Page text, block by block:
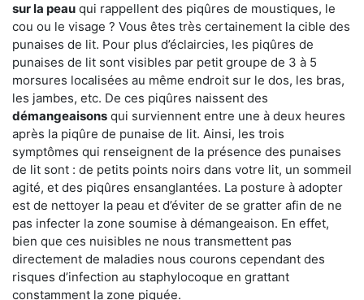
sur la peau qui rappellent des piqûres de moustiques, le
cou ou le visage ? Vous êtes très certainement la cible des
punaises de lit. Pour plus d’éclaircies, les piqûres de
punaises de lit sont visibles par petit groupe de 3 à 5
morsures localisées au même endroit sur le dos, les bras,
les jambes, etc. De ces piqûres naissent des
démangeaisons qui surviennent entre une à deux heures
après la piqûre de punaise de lit. Ainsi, les trois
symptômes qui renseignent de la présence des punaises
de lit sont : de petits points noirs dans votre lit, un sommeil
agité, et des piqûres ensanglantées. La posture à adopter
est de nettoyer la peau et d’éviter de se gratter afin de ne
pas infecter la zone soumise à démangeaison. En effet,
bien que ces nuisibles ne nous transmettent pas
directement de maladies nous courons cependant des
risques d’infection au staphylocoque en grattant
constamment la zone piquée.